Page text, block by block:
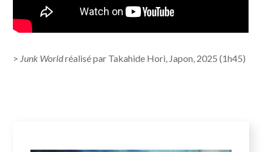
> Junk Worldréalisé par Takahide Hori, Japon, 2025 (1h45)